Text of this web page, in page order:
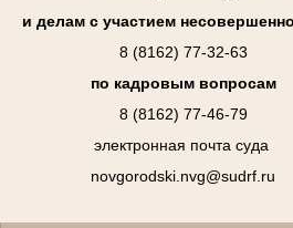
и делам с участием
8 (8162) 77-32-63
по кадровым вопросам
8 (8162) 77-46-79
электронная почта суда
novgorodski.nvg@sudrf.ru